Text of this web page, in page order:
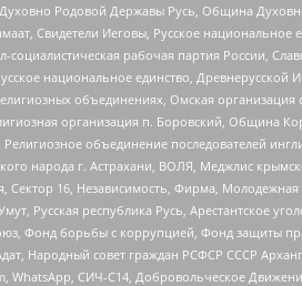
Родовой Державы Русь, Община
Свидетели Иеговы, Русское
рабочая партия России,
национальное единство,
объединениях, Омская
организация п. Боровский, Община
объединение последователей
народа г. Астрахани, ВОЛЯ, Меджлис
16, Независимость, Фирма,
Русская республика Русь, Арестантское
Фонд борьбы с коррупцией, Фонд защиты
Народный совет граждан РСФСР СССР
WhatsApp, СИЧ-С14, Добровольческое